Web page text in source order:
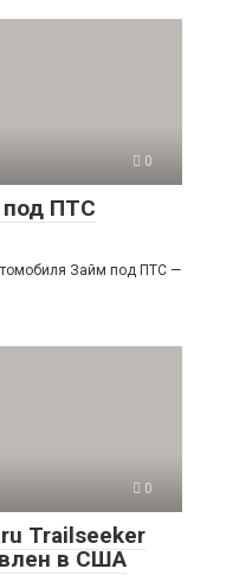
0
под ПТС
Займ под ПТС —
0
Trailseeker
в США